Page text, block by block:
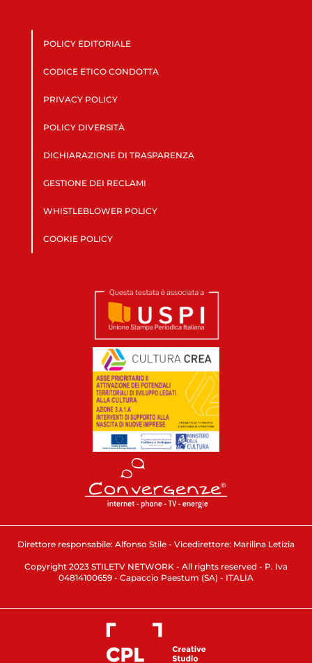
POLICY EDITORIALE
CODICE ETICO CONDOTTA
PRIVACY POLICY
POLICY DIVERSITÀ
DICHIARAZIONE DI TRASPARENZA
GESTIONE DEI RECLAMI
WHISTLEBLOWER POLICY
COOKIE POLICY
Direttore responsabile: Alfonso Stile - Vicedirettore: Marilina Letizia
Copyright 2023 STILETV NETWORK - All rights reserved - P. Iva
04814100659 - Capaccio Paestum (SA) - ITALIA